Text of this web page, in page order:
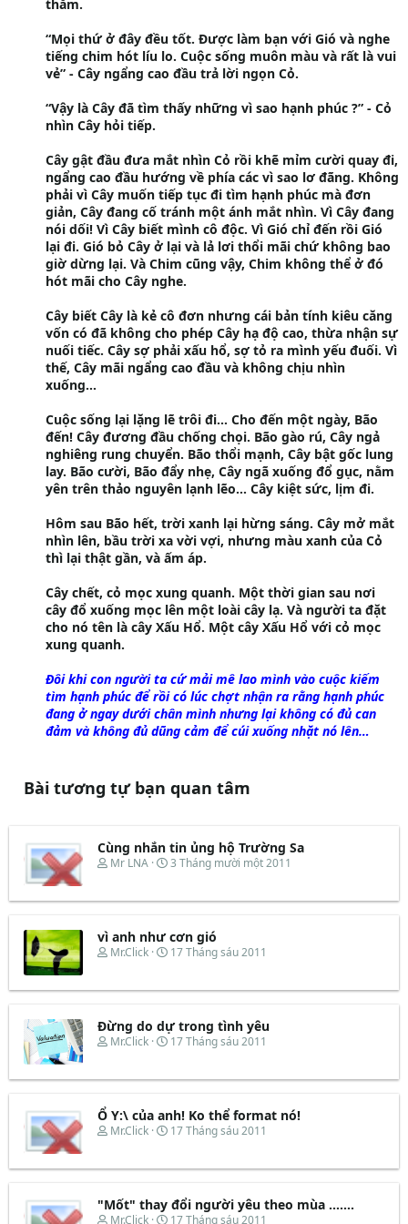
thăm.
“Mọi thứ ở đây đều tốt. Được làm bạn với Gió và nghe
tiếng chim hót líu lo. Cuộc sống muôn màu và rất là vui
vẻ” - Cây ngẩng cao đầu trả lời ngọn Cỏ.
“Vậy là Cây đã tìm thấy những vì sao hạnh phúc ?” - Cỏ
nhìn Cây hỏi tiếp.
Cây gật đầu đưa mắt nhìn Cỏ rồi khẽ mỉm cười quay đi,
ngẩng cao đầu hướng về phía các vì sao lơ đãng. Không
phải vì Cây muốn tiếp tục đi tìm hạnh phúc mà đơn
giản, Cây đang cố tránh một ánh mắt nhìn. Vì Cây đang
nói dối! Vì Cây biết mình cô độc. Vì Gió chỉ đến rồi Gió
lại đi. Gió bỏ Cây ở lại và lả lơi thổi mãi chứ không bao
giờ dừng lại. Và Chim cũng vậy, Chim không thể ở đó
hót mãi cho Cây nghe.
Cây biết Cây là kẻ cô đơn nhưng cái bản tính kiêu căng
vốn có đã không cho phép Cây hạ độ cao, thừa nhận sự
nuối tiếc. Cây sợ phải xấu hổ, sợ tỏ ra mình yếu đuối. Vì
thế, Cây mãi ngẩng cao đầu và không chịu nhìn
xuống…
Cuộc sống lại lặng lẽ trôi đi… Cho đến một ngày, Bão
đến! Cây đương đầu chống chọi. Bão gào rú, Cây ngả
nghiêng rung chuyển. Bão thổi mạnh, Cây bật gốc lung
lay. Bão cười, Bão đẩy nhẹ, Cây ngã xuống đổ gục, nằm
yên trên thảo nguyên lạnh lẽo… Cây kiệt sức, lịm đi.
Hôm sau Bão hết, trời xanh lại hừng sáng. Cây mở mắt
nhìn lên, bầu trời xa vời vợi, nhưng màu xanh của Cỏ
thì lại thật gần, và ấm áp.
Cây chết, cỏ mọc xung quanh. Một thời gian sau nơi
cây đổ xuống mọc lên một loài cây lạ. Và người ta đặt
cho nó tên là cây Xấu Hổ. Một cây Xấu Hổ với cỏ mọc
xung quanh.
Đôi khi con người ta cứ mải mê lao mình vào cuộc kiếm
tìm hạnh phúc để rồi có lúc chợt nhận ra rằng hạnh phúc
đang ở ngay dưới chân mình nhưng lại không có đủ can
đảm và không đủ dũng cảm để cúi xuống nhặt nó lên…
Bài tương tự bạn quan tâm
Cùng nhắn tin ủng hộ Trường Sa
T
e
d
s
r
e
r
Mr LNA
N
y
ắ
t
u
3 Tháng mười một 2011
vì anh như cơn gió
T
e
d
s
r
e
r
Mr.Click
N
y
ắ
t
u
17 Tháng sáu 2011
Đừng do dự trong tình yêu
T
e
d
s
r
e
r
Mr.Click
N
y
ắ
t
u
17 Tháng sáu 2011
Ổ Y:\ của anh! Ko thể format nó!
T
e
d
s
Mr.Click
N
y
ắ
t
17 Tháng sáu 2011
"Mốt" thay đổi người yêu theo mùa .......
T
Mr.Click
N
17 Tháng sáu 2011